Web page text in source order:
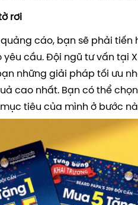
rơi
cáo, bạn sẽ phải tiến
cầu. Đội ngũ tư vấn tại
những giải pháp tối ưu
cao nhất. Bạn có thể
tiêu của mình ở bước